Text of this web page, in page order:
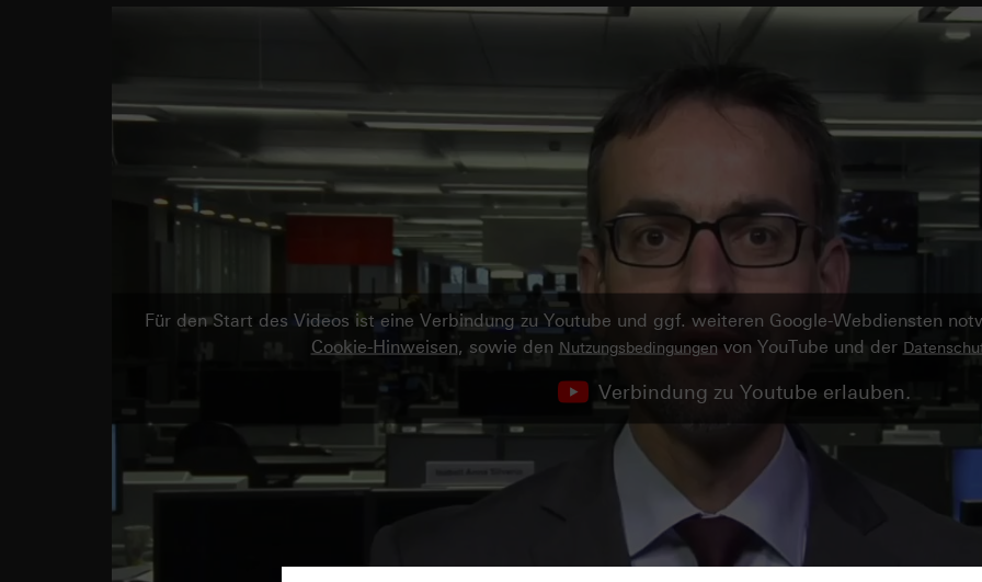
Für den Start des Videos ist eine Verbindung zu Youtube und ggf. weiteren Google-Webdiensten
Cookie-Hinweisen, sowie den Nutzungsbedingungenvon YouTube und der
Verbindung zu Youtube erlauben.